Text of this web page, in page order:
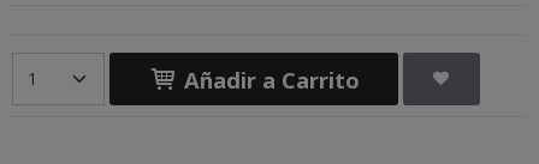
Añadir a Carrito